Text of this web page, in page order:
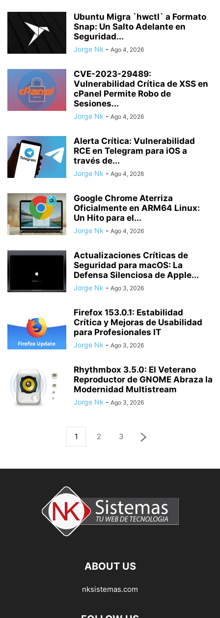
Ubuntu Migra `hwctl` a Formato
Snap: Un Salto Adelante en
Seguridad...
Jorge Nk - Ago 4, 2026
CVE-2023-29489:
Vulnerabilidad Crítica de XSS en
cPanel Permite Robo de
Sesiones...
Jorge Nk - Ago 4, 2026
Alerta Crítica: Vulnerabilidad
RCE en Telegram para iOS a
través de...
Jorge Nk - Ago 4, 2026
Google Chrome Aterriza
Oficialmente en ARM64 Linux:
Un Hito para el...
Jorge Nk - Ago 4, 2026
Actualizaciones Críticas de
Seguridad para macOS: La
Defensa Silenciosa de Apple...
Jorge Nk - Ago 3, 2026
Firefox 153.0.1: Estabilidad
Crítica y Mejoras de Usabilidad
para Profesionales IT
Jorge Nk - Ago 3, 2026
Rhythmbox 3.5.0: El Veterano
Reproductor de GNOME Abraza la
Modernidad Multistream
Jorge Nk - Ago 3, 2026
1 2 3
ABOUT US
nksistemas.com